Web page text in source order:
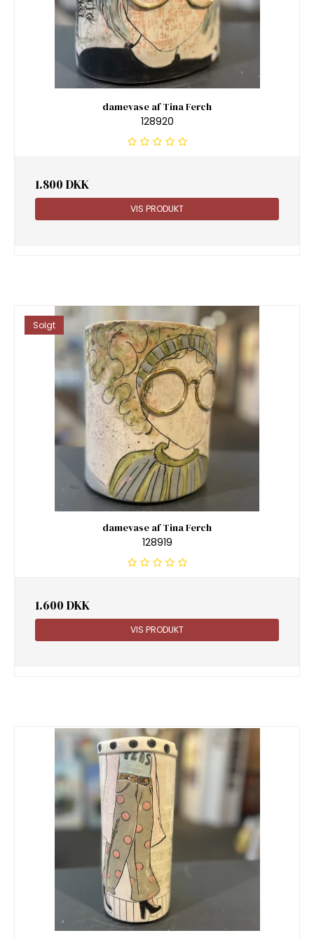
damevase af Tina Ferch
128920
1.800 DKK
VIS PRODUKT
Solgt
damevase af Tina Ferch
128919
1.600 DKK
VIS PRODUKT